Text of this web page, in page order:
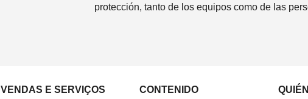
protección, tanto de los equipos como de las
VENDAS E SERVIÇOS CONTENIDO